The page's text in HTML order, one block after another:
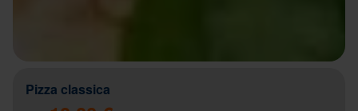
Pizza classica